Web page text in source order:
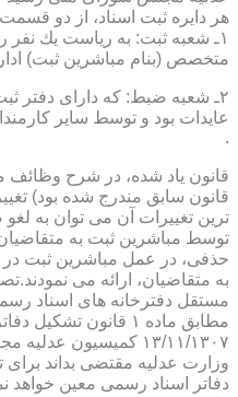
هر دایره ثبت اسناد، از دو
۱ـ شعبه ثبت: به ریاست یك
متخصص (بنام مباشرین ثبت)
۲ـ شعبه ضبط: كه دارای دفتر
عایدات بود و توسط سایر
.
قانون سابق مندرج شده بود)
ترین تغییرات آن می توان به
توسط مباشرین ثبت به
حذفی، در عمل مباشرین ثبت در
به متقاضیان، ارائه می
مطابق ماده ۱ قانون
۱۳/۱۱/۱۳۰۷ كمیسیون
وزارت عدلیه مقتضی بداند
دفاتر اسناد رسمی معین خواهد